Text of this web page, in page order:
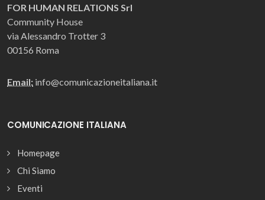
FOR HUMAN RELATIONS Srl
Community House
via Alessandro Trotter 3
00156 Roma
Email: info@comunicazioneitaliana.it
COMUNICAZIONE ITALIANA
Homepage
Chi Siamo
Eventi